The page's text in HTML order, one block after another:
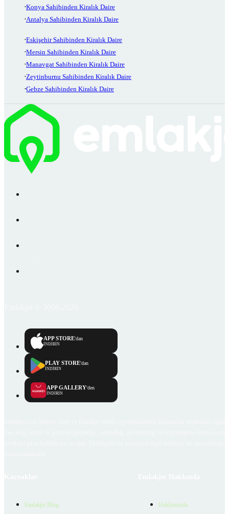
Konya Sahibinden Kiralık Daire
Antalya Sahibinden Kiralık Daire
Eskişehir Sahibinden Kiralık Daire
Mersin Sahibinden Kiralık Daire
Manavgat Sahibinden Kiralık Daire
Zeytinburnu Sahibinden Kiralık Daire
Gebze Sahibinden Kiralık Daire
APP STORE'dan
İNDİRİN
PLAY STORE'dan
İNDİRİN
APP GALLERY'den
İNDİRİN
Emlakjet Blog Hakkımızda